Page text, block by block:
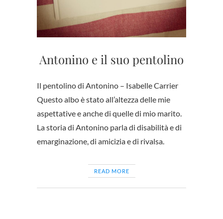
Antonino e il suo pentolino
Il pentolino di Antonino – Isabelle Carrier
Questo albo è stato all’altezza delle mie
aspettative e anche di quelle di mio marito.
La storia di Antonino parla di disabilità e di
emarginazione, di amicizia e di rivalsa.
READ MORE